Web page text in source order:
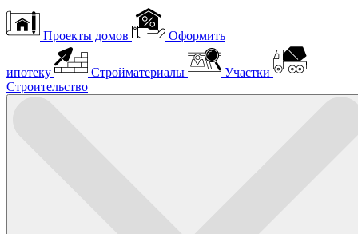
Проекты домов Оформить
ипотеку Стройматериалы
Участки
Строительство